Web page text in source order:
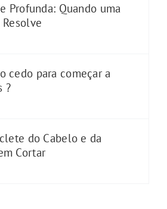
Profunda: Quando uma
cedo para começar a
?
do Cabelo e da
Cortar